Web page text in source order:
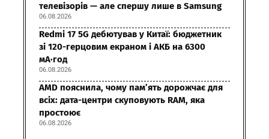
телевізорів — але спершу лише в Samsung
06.08.2026
Redmi 17 5G дебютував у Китаї: бюджетник
зі 120-герцовим екраном і АКБ на 6300
мА·год
06.08.2026
AMD пояснила, чому пам’ять дорожчає для
всіх: дата-центри скуповують RAM, яка
простоює
06.08.2026